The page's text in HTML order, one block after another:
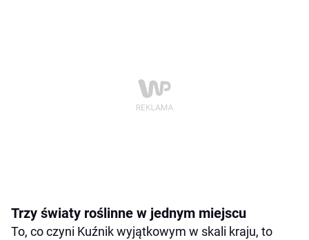
Trzy światy roślinne w jednym miejscu
To, co czyni Kuźnik wyjątkowym w skali kraju, to